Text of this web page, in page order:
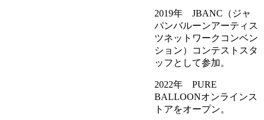
2019年 JBANC（ジャ
パンバルーンアーティス
ツネットワークコンベン
ション）コンテストスタ
ッフとして参加。
2022年 PURE
BALLOONオンラインス
トアをオープン。